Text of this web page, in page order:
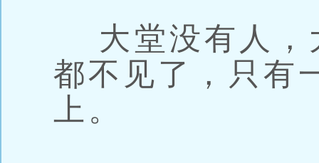
大堂没有人，
都不见了，只有
上。